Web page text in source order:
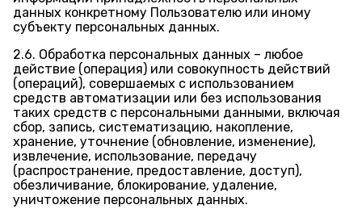
данных конкретному Пользователю или иному
субъекту персональных данных.
2.6. Обработка персональных данных – любое
действие (операция) или совокупность действий
(операций), совершаемых с использованием
средств автоматизации или без использования
таких средств с персональными данными, включая
сбор, запись, систематизацию, накопление,
хранение, уточнение (обновление, изменение),
извлечение, использование, передачу
(распространение, предоставление, доступ),
обезличивание, блокирование, удаление,
уничтожение персональных данных.